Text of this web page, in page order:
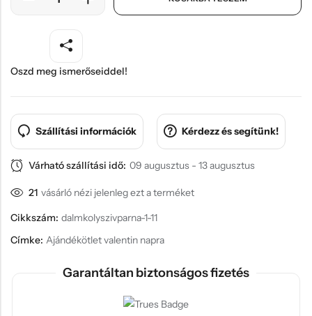
Oszd meg ismerőseiddel!
Szállítási információk Kérdezz és segítünk!
Várható szállítási idő: 09 augusztus - 13 augusztus
21 vásárló nézi jelenleg ezt a terméket
Cikkszám: dalmkolyszivparna-1-11
Címke: Ajándékötlet valentin napra
Garantáltan biztonságos fizetés
Hűtőmágnes, Kitűző
Egyéb ajándék ötletek